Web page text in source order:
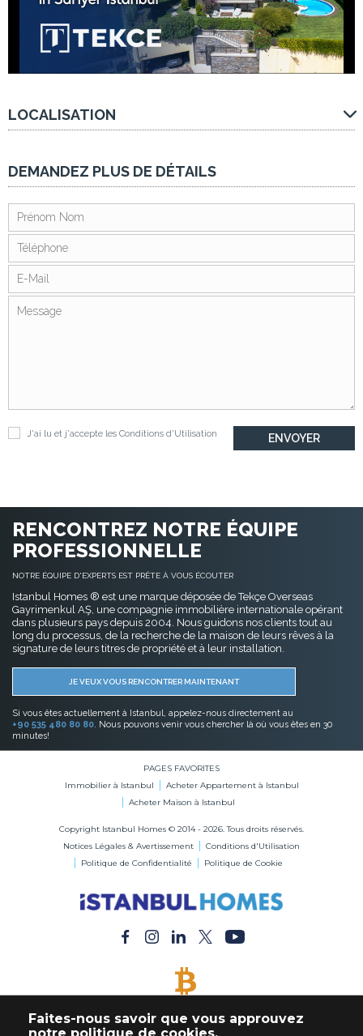
LOCALISATION
DEMANDEZ PLUS DE DÉTAILS
J'ai lu et j'accepte les Conditions d'Utilisation
RENCONTREZ NOTRE ÉQUIPE
PROFESSIONNELLE
NOTRE ÉQUIPE D'EXPERTS EST PRÊTE À VOUS ÉCOUTER
Istanbul Homes ® est une marque déposée de Tekçe Overseas
Gayrimenkul AŞ, une compagnie immobilière internationale opérant
dans plusieurs pays depuis 2004. Nous guidons nos clients tout au
long du processus, de la recherche de la maison de leurs rêves à la
signature de leurs titres de propriété et à leur installation.
JE VEUX VOUS RENCONTRER MAINTENANT
Si vous êtes actuellement à Istanbul, appelez-nous directement au
+90 535 480 80 80. Nous pouvons venir vous chercher là où vous êtes en 30
minutes!
PAGES FAVORITES
Immobilier à Istanbul
Acheter Appartement à Istanbul
Acheter Maison à Istanbul
Copyright Istanbul Homes © 2014 - 2026. Tous droits réservés.
Notices Légales & Avertissement
Conditions d'Utilisation
Politique de Confidentialité
Politique de Cookie
Acheter Immobilier en Bitcoin
Faites-nous savoir que vous approuvez